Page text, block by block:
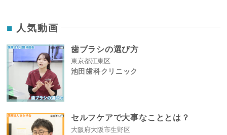
人気動画
歯ブラシの選び方
東京都江東区
池田歯科クリニック
セルフケアで大事なこととは？
大阪府大阪市生野区